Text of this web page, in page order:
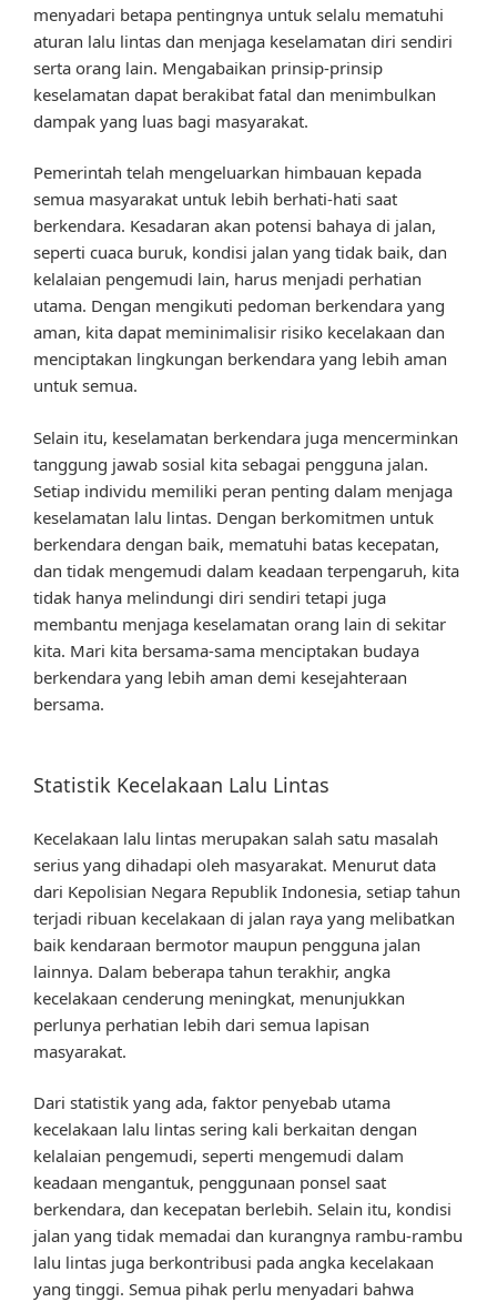
menyadari betapa pentingnya untuk selalu mematuhi
aturan lalu lintas dan menjaga keselamatan diri sendiri
serta orang lain. Mengabaikan prinsip-prinsip
keselamatan dapat berakibat fatal dan menimbulkan
dampak yang luas bagi masyarakat.
Pemerintah telah mengeluarkan himbauan kepada
semua masyarakat untuk lebih berhati-hati saat
berkendara. Kesadaran akan potensi bahaya di jalan,
seperti cuaca buruk, kondisi jalan yang tidak baik, dan
kelalaian pengemudi lain, harus menjadi perhatian
utama. Dengan mengikuti pedoman berkendara yang
aman, kita dapat meminimalisir risiko kecelakaan dan
menciptakan lingkungan berkendara yang lebih aman
untuk semua.
Selain itu, keselamatan berkendara juga mencerminkan
tanggung jawab sosial kita sebagai pengguna jalan.
Setiap individu memiliki peran penting dalam menjaga
keselamatan lalu lintas. Dengan berkomitmen untuk
berkendara dengan baik, mematuhi batas kecepatan,
dan tidak mengemudi dalam keadaan terpengaruh, kita
tidak hanya melindungi diri sendiri tetapi juga
membantu menjaga keselamatan orang lain di sekitar
kita. Mari kita bersama-sama menciptakan budaya
berkendara yang lebih aman demi kesejahteraan
bersama.
Statistik Kecelakaan Lalu Lintas
Kecelakaan lalu lintas merupakan salah satu masalah
serius yang dihadapi oleh masyarakat. Menurut data
dari Kepolisian Negara Republik Indonesia, setiap tahun
terjadi ribuan kecelakaan di jalan raya yang melibatkan
baik kendaraan bermotor maupun pengguna jalan
lainnya. Dalam beberapa tahun terakhir, angka
kecelakaan cenderung meningkat, menunjukkan
perlunya perhatian lebih dari semua lapisan
masyarakat.
Dari statistik yang ada, faktor penyebab utama
kecelakaan lalu lintas sering kali berkaitan dengan
kelalaian pengemudi, seperti mengemudi dalam
keadaan mengantuk, penggunaan ponsel saat
berkendara, dan kecepatan berlebih. Selain itu, kondisi
jalan yang tidak memadai dan kurangnya rambu-rambu
lalu lintas juga berkontribusi pada angka kecelakaan
yang tinggi. Semua pihak perlu menyadari bahwa